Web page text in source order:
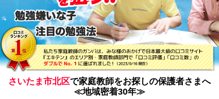
さいたま市北区で家庭教師をお探しの保護者さまへ
≪地域密着30年≫